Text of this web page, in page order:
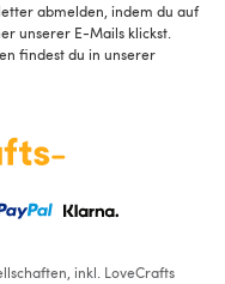
abmelden, indem du auf
unserer E-Mails klickst.
findest du in unserer
inkl. LoveCrafts